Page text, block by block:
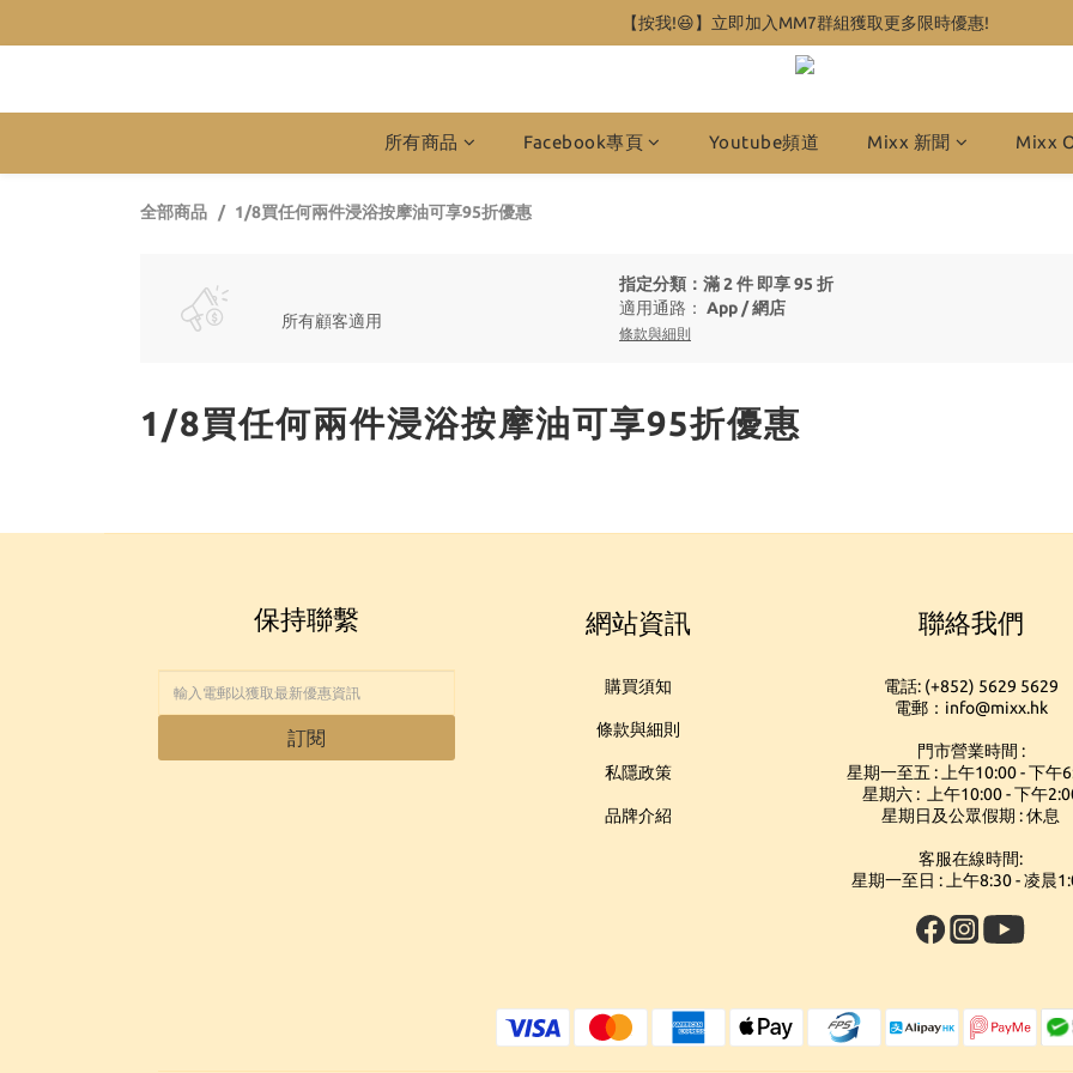
【按我!😆】立即加入MM7群組獲取更多限時優惠!
所有商品 Facebook專頁 Youtube頻道 Mixx 新聞 Mixx
全部商品 1/8買任何兩件浸浴按摩油可享95折優惠
所有顧客適用
指定分類：滿 2 件 即享 95 折
適用通路： App /網店
條款與細則
1/8買任何兩件浸浴按摩油可享95折優惠
保持聯繫
訂閱
網站資訊
購買須知
條款與細則
私隱政策
品牌介紹
聯絡我們
電話: (+852) 5629 5629
電郵：info@mixx.hk
門市營業時間 :
星期一至五 : 上午10:00 - 下午
星期六 : 上午10:00 - 下午
星期日及公眾假期 : 休息
客服在線時間:
星期一至日 : 上午8:30 - 凌晨